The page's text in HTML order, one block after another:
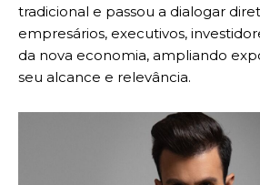
tradicional e passou a dialogar
empresários, executivos,
da nova economia, ampliando
seu alcance e relevância.